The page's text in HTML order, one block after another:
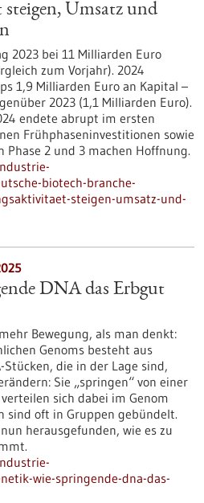
Umsatz und
2023 bei 11 Milliarden Euro
zum Vorjahr). 2024
1,9 Milliarden Euro an Kapital –
2023 (1,1 Milliarden Euro).
endete abrupt im ersten
Frühphaseninvestitionen sowie
Phase 2 und 3 machen Hoffnung.
biotech-branche-
steigen-umsatz-und-
DNA das Erbgut
Bewegung, als man denkt:
Genoms besteht aus
Stücken, die in der Lage sind,
Sie „springen“ von einer
sich dabei im Genom
sind oft in Gruppen gebündelt.
herausgefunden, wie es zu
wie-springende-dna-das-